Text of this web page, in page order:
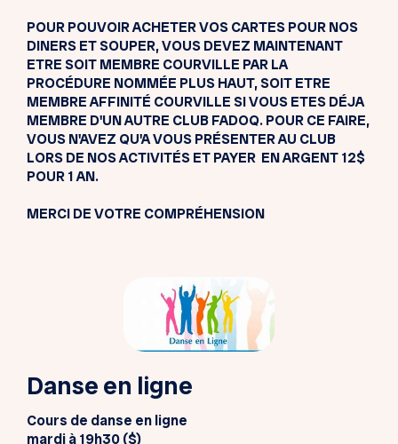
POUR POUVOIR ACHETER VOS CARTES POUR NOS
DINERS ET SOUPER, VOUS DEVEZ MAINTENANT
ETRE SOIT MEMBRE COURVILLE PAR LA
PROCÉDURE NOMMÉE PLUS HAUT, SOIT ETRE
MEMBRE AFFINITÉ COURVILLE SI VOUS ETES DÉJA
MEMBRE D'UN AUTRE CLUB FADOQ. POUR CE FAIRE,
VOUS N'AVEZ QU'A VOUS PRÉSENTER AU CLUB
LORS DE NOS ACTIVITÉS ET PAYER EN ARGENT 12$
POUR 1 AN.
MERCI DE VOTRE COMPRÉHENSION
Danse en ligne
Cours de danse en ligne
mardi à 19h30 ($)